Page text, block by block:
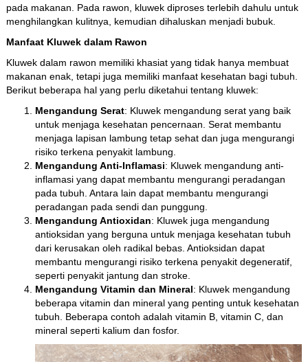
pada makanan. Pada rawon, kluwek diproses terlebih dahulu untuk
menghilangkan kulitnya, kemudian dihaluskan menjadi bubuk.
Manfaat Kluwek dalam Rawon
Kluwek dalam rawon memiliki khasiat yang tidak hanya membuat
makanan enak, tetapi juga memiliki manfaat kesehatan bagi tubuh.
Berikut beberapa hal yang perlu diketahui tentang kluwek:
Mengandung Serat: Kluwek mengandung serat yang baik
untuk menjaga kesehatan pencernaan. Serat membantu
menjaga lapisan lambung tetap sehat dan juga mengurangi
risiko terkena penyakit lambung.
Mengandung Anti-Inflamasi: Kluwek mengandung anti-
inflamasi yang dapat membantu mengurangi peradangan
pada tubuh. Antara lain dapat membantu mengurangi
peradangan pada sendi dan punggung.
Mengandung Antioxidan: Kluwek juga mengandung
antioksidan yang berguna untuk menjaga kesehatan tubuh
dari kerusakan oleh radikal bebas. Antioksidan dapat
membantu mengurangi risiko terkena penyakit degeneratif,
seperti penyakit jantung dan stroke.
Mengandung Vitamin dan Mineral: Kluwek mengandung
beberapa vitamin dan mineral yang penting untuk kesehatan
tubuh. Beberapa contoh adalah vitamin B, vitamin C, dan
mineral seperti kalium dan fosfor.